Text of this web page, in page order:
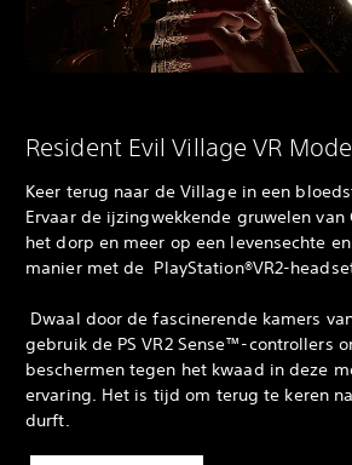
Resident Evil Village VR Mode
Keer terug naar de Village in een
Ervaar de ijzingwekkende gruwelen van
het dorp en meer op een levensechte
manier met de PlayStation®VR2-
Dwaal door de fascinerende kamers
gebruik de PS VR2 Sense™-controllers
beschermen tegen het kwaad in deze
ervaring. Het is tijd om terug te keren
durft.